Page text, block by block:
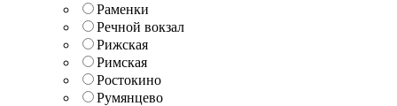
Раменки
Речной вокзал
Рижская
Римская
Ростокино
Румянцево